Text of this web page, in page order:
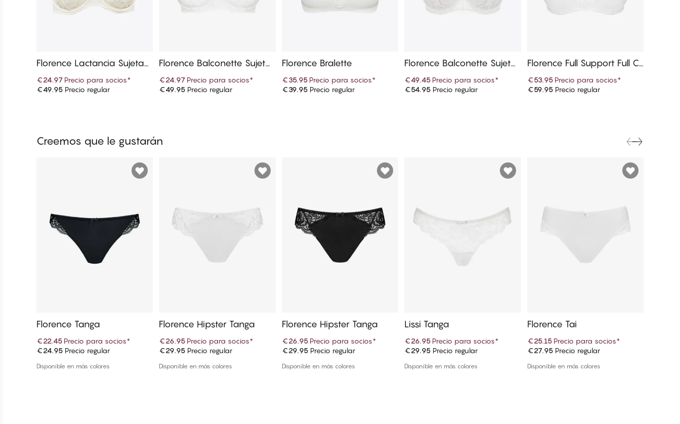
Añadir a la cesta
Florence Lactancia Sujetad
€24.97 Precio para socios*
€49.95 Precio regular Añadir a la cesta
Florence Balconette Sujeta
€24.97 Precio para socios*
€49.95 Precio regular Añadir a la cesta
Florence Bralette
€35.95 Precio para socios*
€39.95Precio regular Añadir a la cesta
Florence Balconette Sujeta
€49.45 Precio para socios*
€54.95 Precio regular Añadir a la cesta
Florence Full Support Full C
€53.95 Precio para socios*
€59.95Precio regular
Creemos que le gustarán
Añadir a la cesta
Florence Tanga
€22.45 Precio para socios*
€24.95 Precio regular
Disponible en más colores
Añadir a la cesta
Florence Hipster Tanga
€26.95 Precio para socios*
€29.95 Precio regular
Disponible en más colores
Añadir a la cesta
Florence Hipster Tanga
€26.95 Precio para socios*
€29.95Precio regular
Disponible en más colores
Añadir a la cesta
Lissi Tanga
€26.95 Precio para socios*
€29.95 Precio regular
Disponible en más colores
Añadir a la cesta
Florence Tai
€25.15 Precio para socios*
€27.95Precio regular
Disponible en más colores